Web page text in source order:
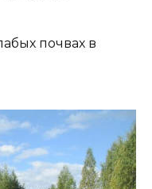
почвах в